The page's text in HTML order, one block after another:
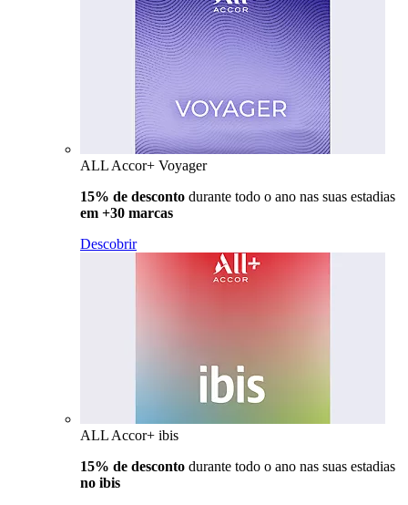
ALL Accor+ Voyager
15% de desconto durante todo o ano nas suas estadias
em +30 marcas
Descobrir
ALL Accor+ ibis
15% de desconto durante todo o ano nas suas estadias
no ibis